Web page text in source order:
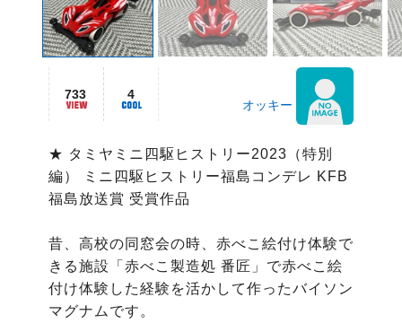
733 4
オッキー
★ タミヤミニ四駆ヒストリー2023（特別
編） ミニ四駆ヒストリー福島コンデレ KFB
福島放送賞 受賞作品
昔、高校の同窓会の時、赤べこ絵付け体験で
きる施設「赤べこ製造処 番匠」で赤べこ絵
付け体験した経験を活かして作ったバイソン
マグナムです。